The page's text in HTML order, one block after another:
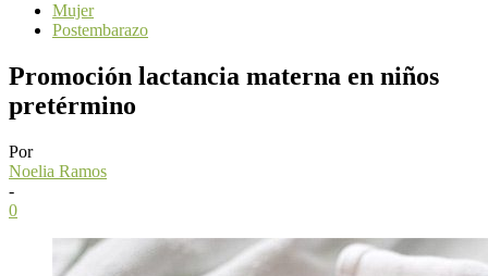
Mujer
Postembarazo
Promoción lactancia materna en niños
pretérmino
Por
Noelia Ramos
-
0